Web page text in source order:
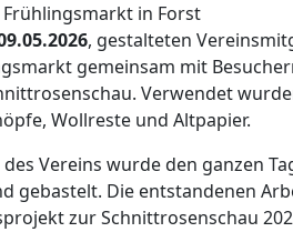
in Forst
, gestalteten
gemeinsam mit
Verwendet
Wollreste und Altpapier.
Vereins wurde den ganzen
gebastelt. Die entstandenen
zur Schnittrosenschau